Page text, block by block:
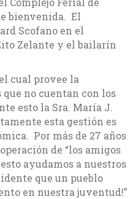
bienvenida. El
Scofano en el
Zelante y el bailarín
cual provee la
no cuentan con los
esto la Sra. María J.
esta gestión es
Por más de 27 años
de “los amigos
ayudamos a nuestros
que un pueblo
en nuestra juventud!”